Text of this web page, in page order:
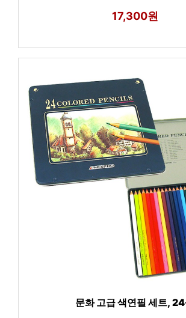
17,300원
문화 고급 색연필 세트,